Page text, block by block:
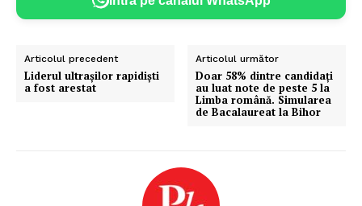
Articolul precedent
Liderul ultrașilor rapidiști
a fost arestat
Articolul următor
Doar 58% dintre candidați
au luat note de peste 5 la
Limba română. Simularea
de Bacalaureat la Bihor